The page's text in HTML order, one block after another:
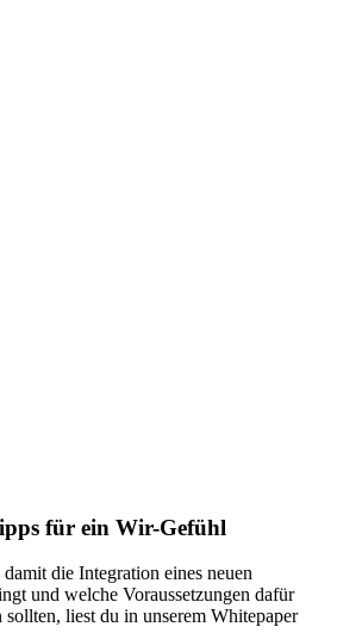
für ein Wir-Gefühl
die Integration eines neuen
und welche Voraussetzungen dafür
sollten, liest du in unserem Whitepaper